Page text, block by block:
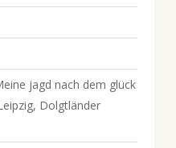
jagd nach dem glück
Dolgtländer